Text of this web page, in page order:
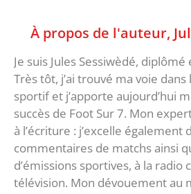
À propos de l'auteur,
Je suis Jules Sessiwèdé,
Très tôt, j’ai trouvé ma voie
sportif et j’apporte aujourd’hui
succès de Foot Sur 7. Mon
à l’écriture : j’excelle également
commentaires de matchs ainsi
d’émissions sportives, à la radio
télévision. Mon dévouement au